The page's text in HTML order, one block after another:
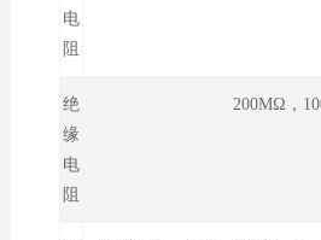
电
阻
绝
缘
电
阻
200MΩ，